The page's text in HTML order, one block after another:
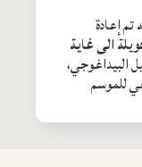
إعادة
جويلة الى غاية
البيداغوجي،
للموسم